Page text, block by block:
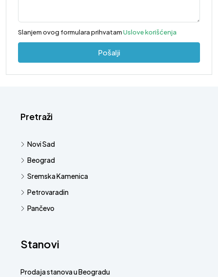
Slanjem ovog formulara prihvatamUslove korišćenja
Pošalji
Pretraži
Novi Sad
Beograd
Sremska Kamenica
Petrovaradin
Pančevo
Stanovi
Prodaja stanova u Beogradu